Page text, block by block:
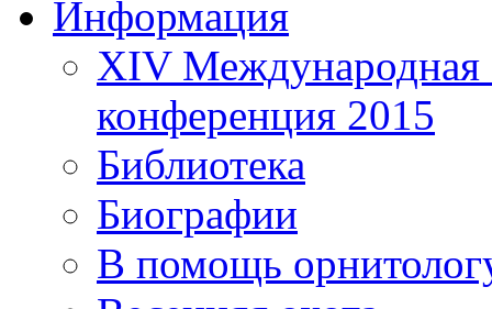
Информация
XIV Международная
конференция 2015
Библиотека
Биографии
В помощь